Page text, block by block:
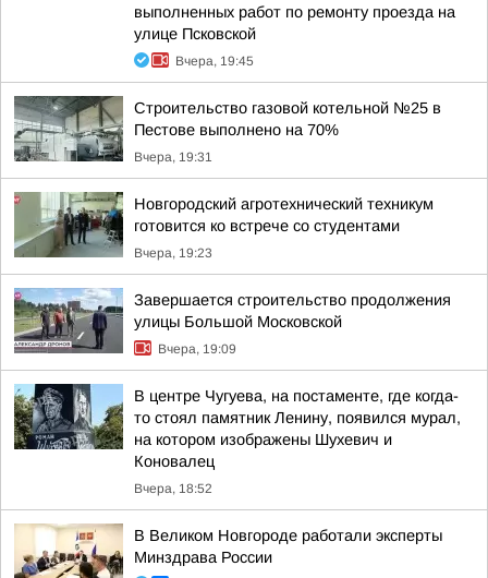
выполненных работ по ремонту проезда на
улице Псковской
Вчера, 19:45
Строительство газовой котельной №25 в
Пестове выполнено на 70%
Вчера, 19:31
Новгородский агротехнический техникум
готовится ко встрече со студентами
Вчера, 19:23
Завершается строительство продолжения
улицы Большой Московской
Вчера, 19:09
В центре Чугуева, на постаменте, где когда-
то стоял памятник Ленину, появился мурал,
на котором изображены Шухевич и
Коновалец
Вчера, 18:52
В Великом Новгороде работали эксперты
Минздрава России